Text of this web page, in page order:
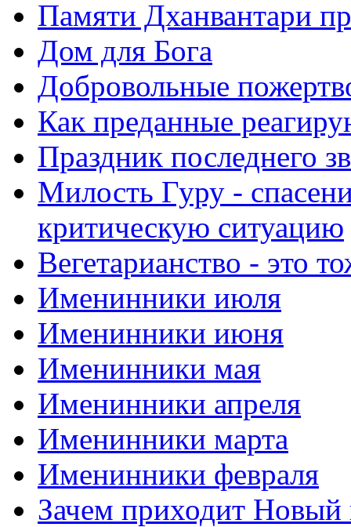
Памяти Дханвантари
Дом для Бога
Добровольные
Как преданные
Праздник последнего
Милость Гуру -
критическую ситуацию
Вегетарианство - это
Именинники июля
Именинники июня
Именинники мая
Именинники апреля
Именинники марта
Именинники февраля
Зачем приходит Новый